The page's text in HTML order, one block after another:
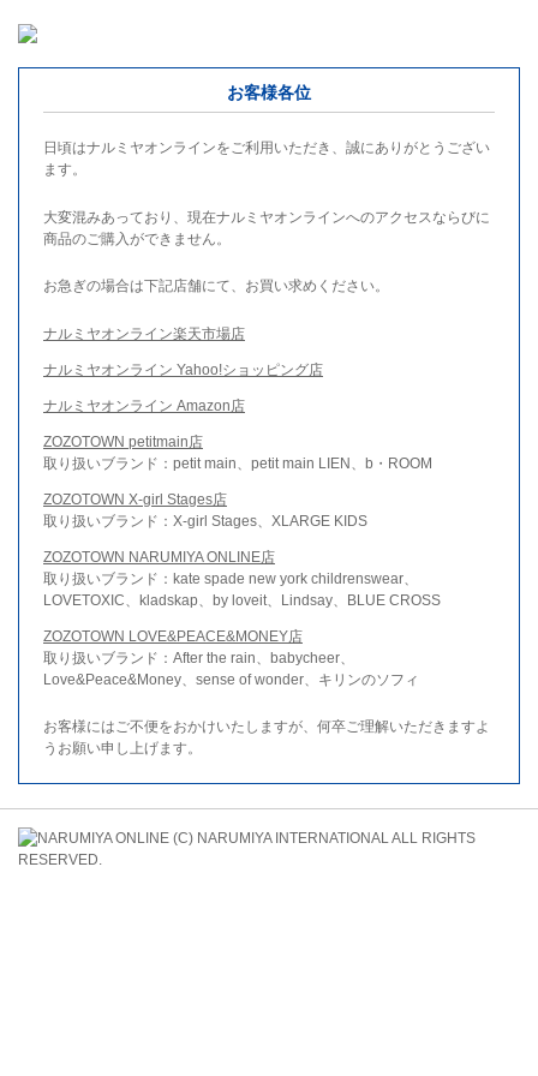
お客様各位
日頃はナルミヤオンラインをご利用いただき、誠にありがとうござい
ます。
大変混みあっており、現在ナルミヤオンラインへのアクセスならびに
商品のご購入ができません。
お急ぎの場合は下記店舗にて、お買い求めください。
ナルミヤオンライン楽天市場店
ナルミヤオンライン Yahoo!ショッピング店
ナルミヤオンライン Amazon店
ZOZOTOWN petitmain店
取り扱いブランド：petit main、petit main LIEN、b・ROOM
ZOZOTOWN X-girl Stages店
取り扱いブランド：X-girl Stages、XLARGE KIDS
ZOZOTOWN NARUMIYA ONLINE店
取り扱いブランド：kate spade new york childrenswear、
LOVETOXIC、kladskap、by loveit、Lindsay、BLUE CROSS
ZOZOTOWN LOVE&PEACE&MONEY店
取り扱いブランド：After the rain、babycheer、
Love&Peace&Money、sense of wonder、キリンのソフィ
お客様にはご不便をおかけいたしますが、何卒ご理解いただきますよ
うお願い申し上げます。